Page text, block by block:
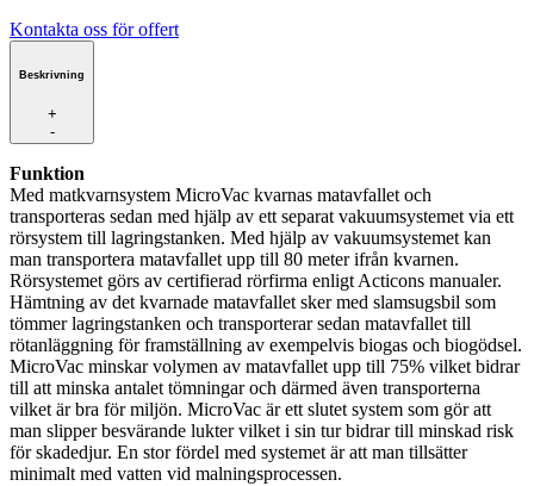
Kontakta oss för offert
Beskrivning
+
-
Funktion
Med matkvarnsystem MicroVac kvarnas matavfallet och
transporteras sedan med hjälp av ett separat vakuumsystemet via ett
rörsystem till lagringstanken. Med hjälp av vakuumsystemet kan
man transportera matavfallet upp till 80 meter ifrån kvarnen.
Rörsystemet görs av certifierad rörfirma enligt Acticons manualer.
Hämtning av det kvarnade matavfallet sker med slamsugsbil som
tömmer lagringstanken och transporterar sedan matavfallet till
rötanläggning för framställning av exempelvis biogas och biogödsel.
MicroVac minskar volymen av matavfallet upp till 75% vilket bidrar
till att minska antalet tömningar och därmed även transporterna
vilket är bra för miljön. MicroVac är ett slutet system som gör att
man slipper besvärande lukter vilket i sin tur bidrar till minskad risk
för skadedjur. En stor fördel med systemet är att man tillsätter
minimalt med vatten vid malningsprocessen.